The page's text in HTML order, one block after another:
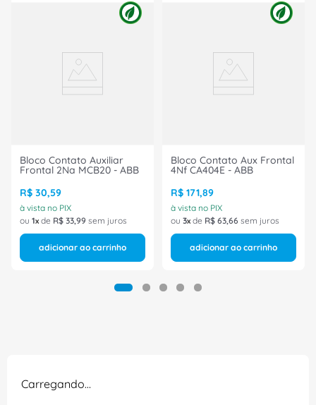
Bloco Contato Auxiliar
Frontal 2Na MCB20 - ABB
R$ 30,59
à vista no PIX
ou 1 de R$ 33,99 sem juros
adicionar ao carrinho
Bloco Contato Aux Frontal
4Nf CA404E - ABB
R$ 171,89
à vista no PIX
ou 3 de R$ 63,66 sem juros
adicionar ao carrinho
Carregando…